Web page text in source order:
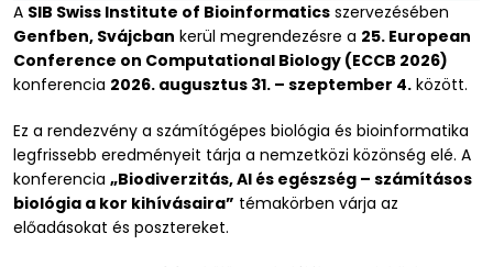
A SIB Swiss Institute of Bioinformatics szervezésében
Genfben, Svájcban kerül megrendezésre a 25. European
Conference on Computational Biology (ECCB 2026)
konferencia 2026. augusztus 31. – szeptember 4. között.
Ez a rendezvény a számítógépes biológia és bioinformatika
legfrissebb eredményeit tárja a nemzetközi közönség elé. A
konferencia „Biodiverzitás, AI és egészség – számításos
biológia a kor kihívásaira” témakörben várja az
előadásokat és posztereket.